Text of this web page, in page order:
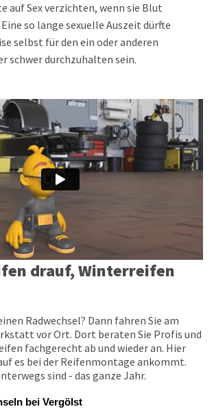
auf Sex verzichten, wenn sie Blut
so lange sexuelle Auszeit dürfte
selbst für den ein oder anderen
schwer durchzuhalten sein.
drauf, Winterreifen
Radwechsel? Dann fahren Sie am
vor Ort. Dort beraten Sie Profis und
fachgerecht ab und wieder an. Hier
es bei der Reifenmontage ankommt.
sind - das ganze Jahr.
bei Vergölst